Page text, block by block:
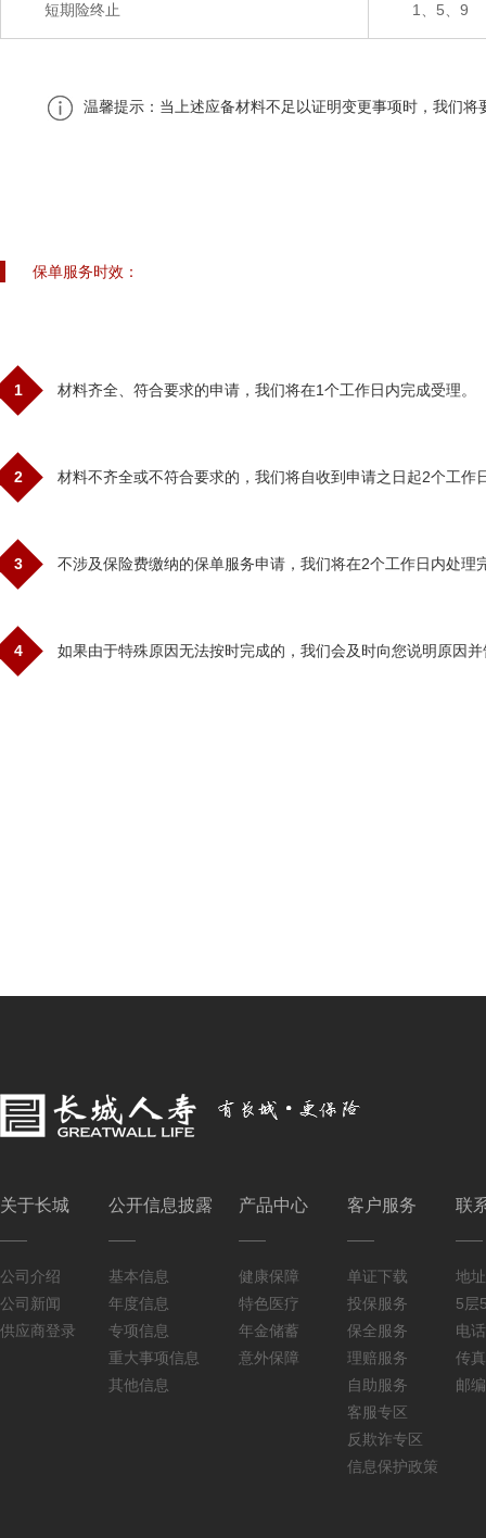
短期险终止 1、5、9
温馨提示：当上述应备材料不足以证明变更事项时，我们
保单服务时效：
1 材料齐全、符合要求的申请，我们将在1个工作日内完成受理。
2 材料不齐全或不符合要求的，我们将自收到申请之日起2个工作
3 不涉及保险费缴纳的保单服务申请，我们将在2个工作日内处
4 如果由于特殊原因无法按时完成的，我们会及时向您说明原因
关于长城
公司介绍
公司新闻
供应商登录
公开信息披露
基本信息
年度信息
专项信息
重大事项信息
其他信息
产品中心
健康保障
特色医疗
年金储蓄
意外保障
客户服务
单证下载
投保服务
保全服务
理赔服务
自助服务
客服专区
反欺诈专区
信息保护政策
联
地
5层
电
传
邮